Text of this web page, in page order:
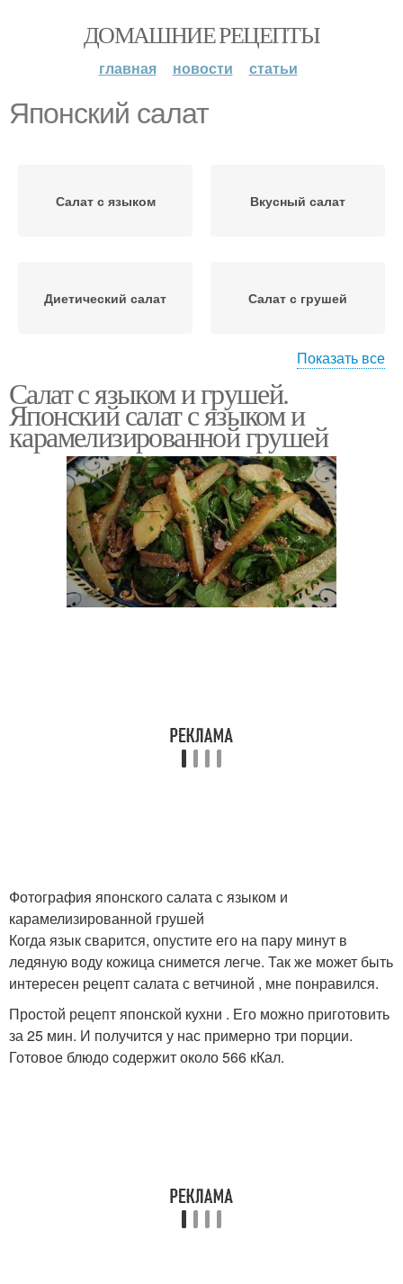
ДОМАШНИЕ РЕЦЕПТЫ
главная новости статьи
Японский салат
Салат с языком Вкусный салат
Диетический салат Салат с грушей
Салаты с грушами Салат с курицей
Ингредиенты для
салата
Показать все
Салат с языком и грушей.
Японский салат с языком и
карамелизированной грушей
Фотография японского салата с языком и
карамелизированной грушей
Когда язык сварится, опустите его на пару минут в
ледяную воду кожица снимется легче. Так же может быть
интересен рецепт салата с ветчиной , мне понравился.
Простой рецепт японской кухни . Его можно приготовить
за 25 мин. И получится у нас примерно три порции.
Готовое блюдо содержит около 566 кКал.